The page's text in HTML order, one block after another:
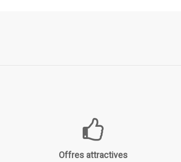
Offres attractives